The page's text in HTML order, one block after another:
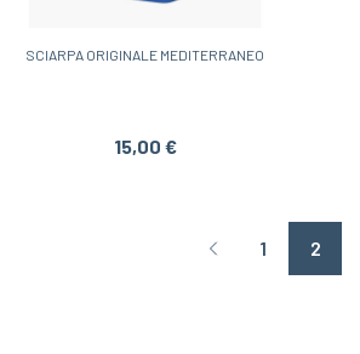
SCIARPA ORIGINALE MEDITERRANEO
15,00 €
Page précédente
1 2